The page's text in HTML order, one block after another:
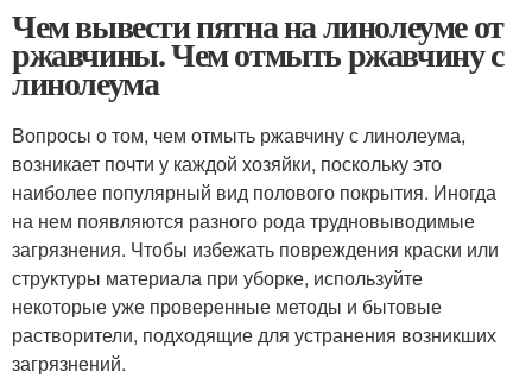
Чем вывести пятна на линолеуме от
ржавчины. Чем отмыть ржавчину с
линолеума
Вопросы о том, чем отмыть ржавчину с линолеума,
возникает почти у каждой хозяйки, поскольку это
наиболее популярный вид полового покрытия. Иногда
на нем появляются разного рода трудновыводимые
загрязнения. Чтобы избежать повреждения краски или
структуры материала при уборке, используйте
некоторые уже проверенные методы и бытовые
растворители, подходящие для устранения возникших
загрязнений.